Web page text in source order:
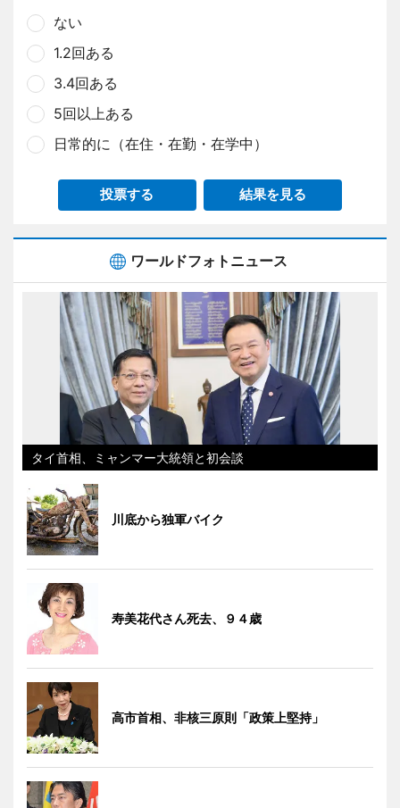
ない
1.2回ある
3.4回ある
5回以上ある
日常的に（在住・在勤・在学中）
投票する 結果を見る
ワールドフォトニュース
タイ首相、ミャンマー大統領と初会談
川底から独軍バイク
寿美花代さん死去、９４歳
高市首相、非核三原則「政策上堅持」